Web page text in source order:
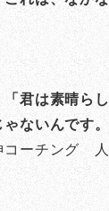
君は素晴ら
ないんです
コーチング